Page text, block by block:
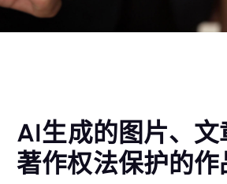
AI生成的图片、文
著作权法保护的作